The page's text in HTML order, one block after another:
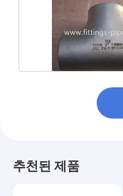
추천된 제품